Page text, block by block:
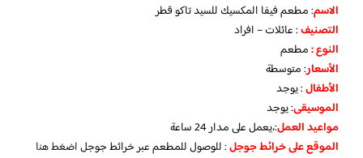
الاسم: مطعم فيفا المكسيك للسيد تاكو قطر
التصنيف: عائلات – افراد
النوع :مطعم
الأسعار:متوسطة
الأطفال:يوجد
الموسيقى:يوجد
مواعيد العمل:،يعمل على مدار 24 ساعة
الموقع على خرائط جوجل: للوصول للمطعم عبر خرائط جوجلاضغط هنا